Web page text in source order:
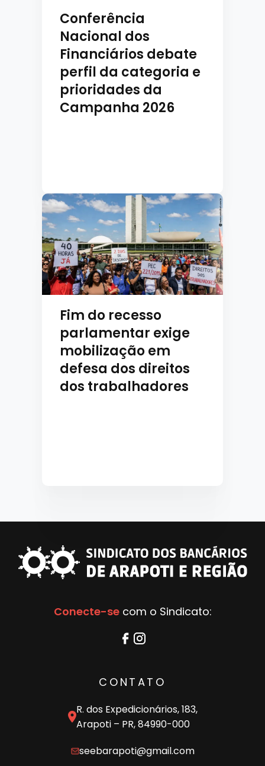
Conferência
Nacional dos
Financiários debate
perfil da categoria e
prioridades da
Campanha 2026
Fim do recesso
parlamentar exige
mobilização em
defesa dos direitos
dos trabalhadores
Conecte-secom o Sindicato:
CONTATO
R. dos Expedicionários, 183,
Arapoti – PR, 84990-000
seebarapoti@gmail.com